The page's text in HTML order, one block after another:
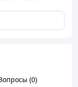
Вт он
(0)